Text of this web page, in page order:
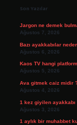
Son Yazılar
Jargon ne demek
Ağustos 7, 2026
Bazı ayakkabılar
Ağustos 6, 2026
Kaos TV hangi
Ağustos 5, 2026
Ava gitmek caiz midir
Ağustos 4, 2026
1 kez giyilen
Ağustos 3, 2026
1 aylık bir muhabbet